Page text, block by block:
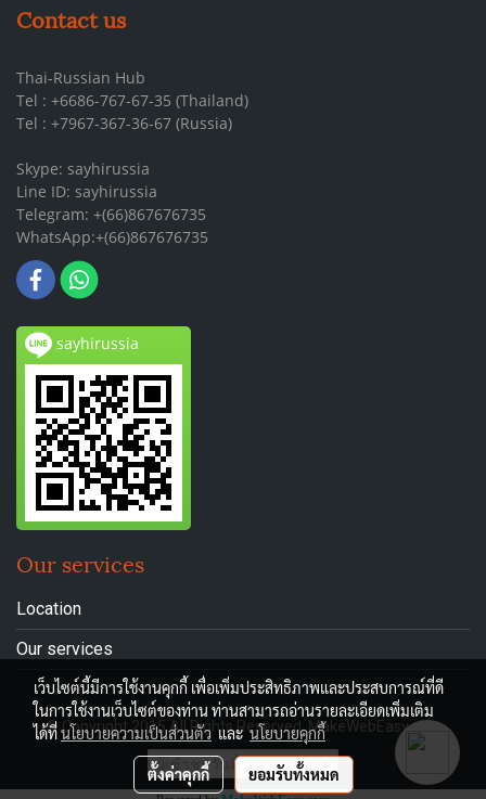
Contact us
Thai-Russian Hub
Tel : +6686-767-67-35 (Thailand)
Tel : +7967-367-36-67 (Russia)
Skype: sayhirussia
Line ID: sayhirussia
Telegram: +(66)867676735
WhatsApp:+(66)867676735
sayhirussia
Our services
Location
Our services
© Copyright 2015 All Rights Reserved. MakeWebEasy.com
ผู้เข้าชมวันนี้ 221
เว็บไซต์นี้มีการใช้งานคุกกี้ เพื่อเพิ่มประสิทธิภาพและประสบการณ์ที่ดี
ในการใช้งานเว็บไซต์ของท่าน ท่านสามารถอ่านรายละเอียดเพิ่มเติม
ได้ที่นโยบายความเป็นส่วนตัวและนโยบายคุกกี้
ตั้งค่าคุกกี้ ยอมรับทั้งหมด